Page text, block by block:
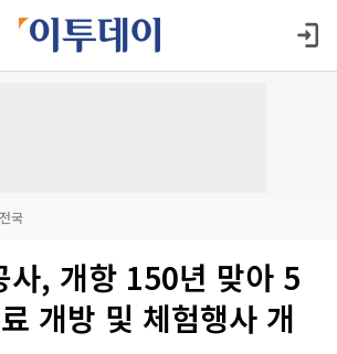
전국
사, 개항 150년 맞아 5
개방 및 체험행사 개